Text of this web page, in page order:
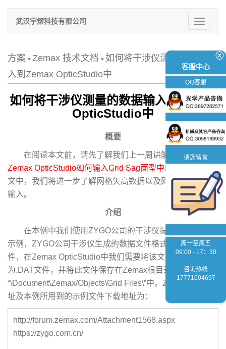
切
换
武汉宇熠科技有限公司
方案 > Zemax 技术文档 > 如何将干涉仪测量的数据输
入到Zemax OpticStudio中
如何将干涉仪测量的数据输入到Zemax
OpticStudio中
概要
在阅读本文前，请先了解我们上一周讲解的内容：
Zemax OpticStudio如何输入Grid Sag面型中的数据
文中，我们将进一步了解网格矢高数据以及网格相位数据的
输入。
介绍
在本例中我们使用ZYGO公司的干涉仪提供的数据做为
示例，ZYGO公司干涉仪生成的数据文件格式为.zxgrd文
件，在Zemax OpticStudio中我们需要将该文件格式转换
为.DAT文件，并将此文件保存在Zemax根目录下
“\Document\Zemax/Objects\Grid Files\”中。ZYGO公司的网
址及本例所用到的示例文件下载地址为：
http://forum.zemax.com/Attachment1568.aspx
https://zygo.com.cn/
ⓧ
客服中心
QQ客服
请您留言
周一至周五
09:00 - 17：30
咨询热线
17771604697